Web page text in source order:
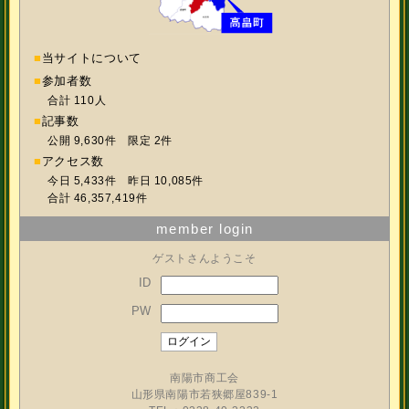
■ 当サイトについて
■参加者数
合計 110人
■記事数
公開 9,630件 限定 2件
■ アクセス数
今日 5,433件 昨日 10,085件
合計 46,357,419件
member login
ゲストさんようこそ
ID
PW
南陽市商工会
山形県南陽市若狭郷屋839-1